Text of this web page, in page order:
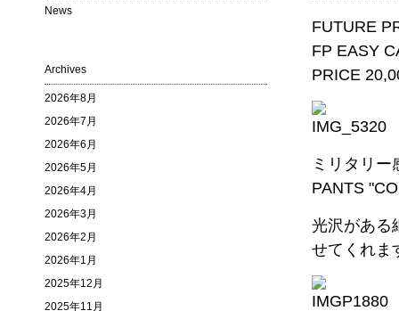
FUTURE
FP EASY
PRICE
ミリタリ
PANTS
光沢がある
せてくれま
News
Archives
2026年8月
2026年7月
2026年6月
2026年5月
2026年4月
2026年3月
2026年2月
2026年1月
2025年12月
2025年11月